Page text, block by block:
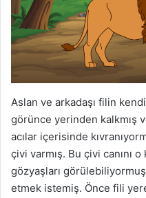
Aslan ve arkadaşı filin
görünce yerinden kalkmış
acılar içerisinde
çivi varmış. Bu çivi canını
gözyaşları
etmek istemiş. Önce fili yere